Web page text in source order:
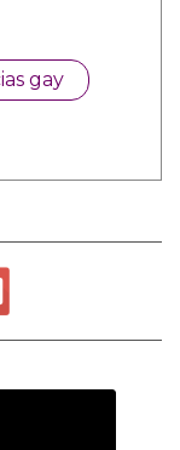
gay